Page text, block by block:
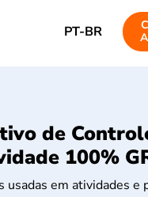
PT-BR
de
100%
usadas em atividades e